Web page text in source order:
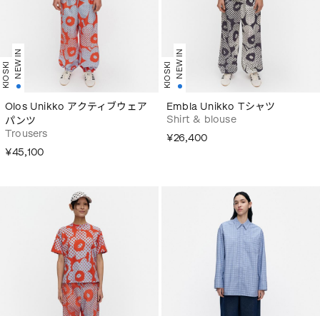
KIOSKI NEW IN
Olos Unikko アクティブウェア
パンツ
Trousers
¥45,100
KIOSKI NEW IN
Embla Unikko Tシャツ
Shirt & blouse
¥26,400